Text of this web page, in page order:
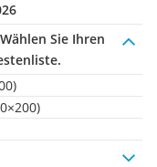
Wählen Sie Ihren